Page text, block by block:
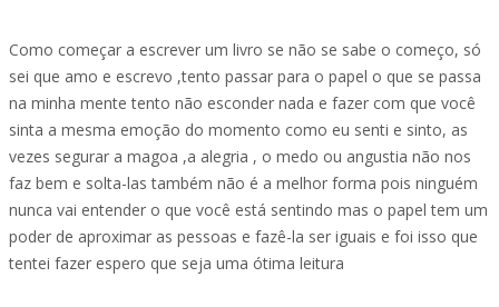
Como começar a escrever um livro se não se sabe o começo, só
sei que amo e escrevo ,tento passar para o papel o que se passa
na minha mente tento não esconder nada e fazer com que você
sinta a mesma emoção do momento como eu senti e sinto, as
vezes segurar a magoa ,a alegria , o medo ou angustia não nos
faz bem e solta-las também não é a melhor forma pois ninguém
nunca vai entender o que você está sentindo mas o papel tem um
poder de aproximar as pessoas e fazê-la ser iguais e foi isso que
tentei fazer espero que seja uma ótima leitura